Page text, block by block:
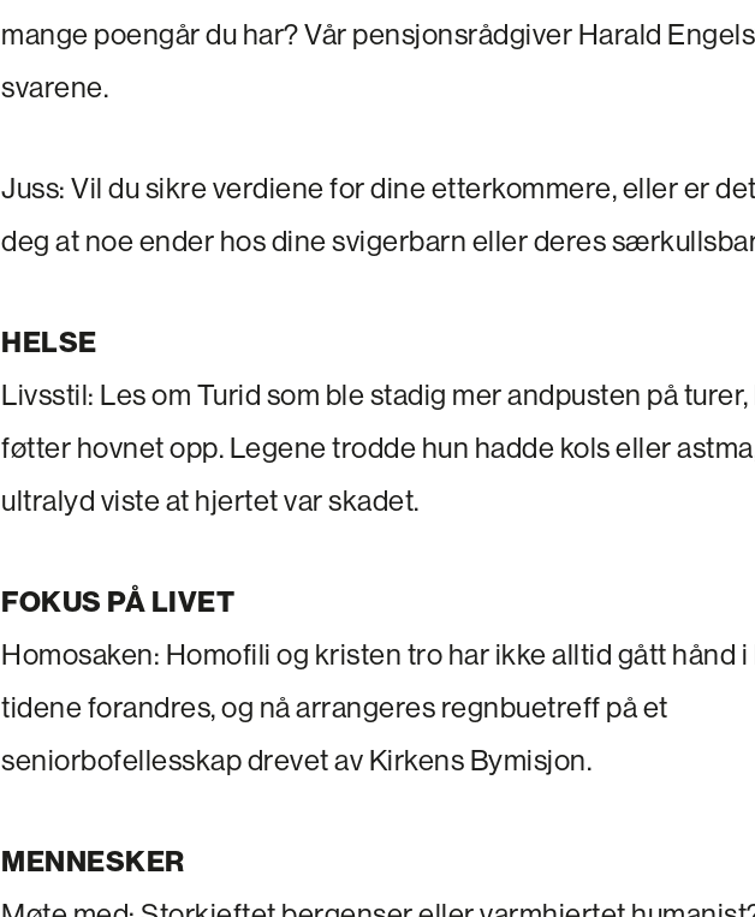
mange poengår du har? Vår pensjonsrådgiver Harald
svarene.
Juss: Vil du sikre verdiene for dine etterkommere, eller er
deg at noe ender hos dine svigerbarn eller deres
HELSE
Livsstil: Les om Turid som ble stadig mer andpusten på
føtter hovnet opp. Legene trodde hun hadde kols eller
ultralyd viste at hjertet var skadet.
FOKUS PÅ LIVET
Homosaken: Homofili og kristen tro har ikke alltid gått hånd i
tidene forandres, og nå arrangeres regnbuetreff på et
seniorbofellesskap drevet av Kirkens Bymisjon.
MENNESKER